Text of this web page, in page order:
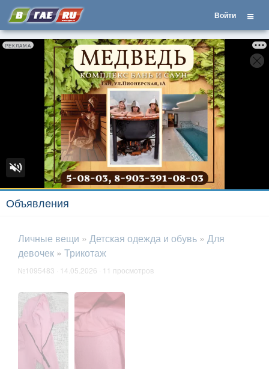
Войти
РЕКЛАМА
Объявления
Личные вещи » Детская одежда и обувь » Для
девочек » Трикотаж
№1095483 · 14.05.2026 · 11 просмотров